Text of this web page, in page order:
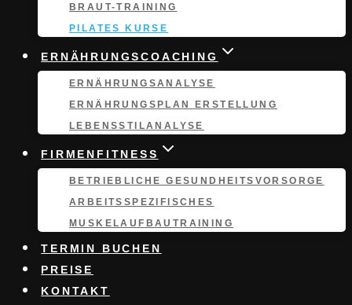
BRAUT-TRAINING
PILATES KURSE
ERNÄHRUNGSCOACHING
ERNÄHRUNGS­ANALYSE
ERNÄHRUNGSPLAN ERSTELLUNG
LEBENSSTILANALYSE
FIRMENFITNESS
BETRIEBLICHE GESUNDHEITSVORSORGE
ARBEITSSPEZIFISCHES
MUSKELAUFBAUTRAINING
TERMIN BUCHEN
PREISE
KONTAKT